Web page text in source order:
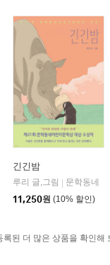
긴긴밤
루리 글,그림
문학동네
11,250원 (10% 할인)
록된 더 많은 상품을 확인해